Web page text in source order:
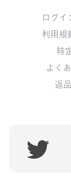
ログイ
利用規
特
よく
返